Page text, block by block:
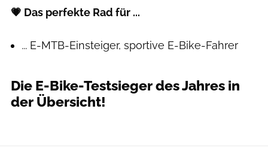
💗 Das perfekte Rad für ...
... E-MTB-Einsteiger, sportive E-Bike-Fahrer
Die E-Bike-Testsieger des Jahres in
der Übersicht!